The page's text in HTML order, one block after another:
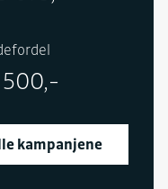
kampanjene